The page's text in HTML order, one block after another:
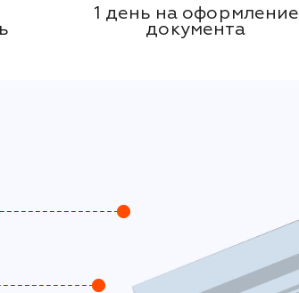
1 день на оформление
документа